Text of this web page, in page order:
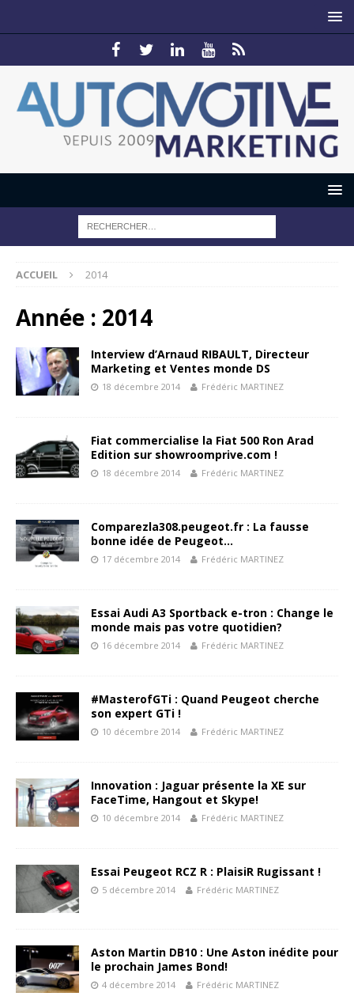
ACCUEIL 2014
Année : 2014
Interview d’Arnaud RIBAULT, Directeur
Marketing et Ventes monde DS
18 décembre 2014 Frédéric MARTINEZ
Fiat commercialise la Fiat 500 Ron Arad
Edition sur showroomprive.com !
18 décembre 2014 Frédéric MARTINEZ
Comparezla308.peugeot.fr : La fausse
bonne idée de Peugeot…
17 décembre 2014 Frédéric MARTINEZ
Essai Audi A3 Sportback e-tron : Change le
monde mais pas votre quotidien?
16 décembre 2014 Frédéric MARTINEZ
#MasterofGTi : Quand Peugeot cherche
son expert GTi !
10 décembre 2014 Frédéric MARTINEZ
Innovation : Jaguar présente la XE sur
FaceTime, Hangout et Skype!
10 décembre 2014 Frédéric MARTINEZ
Essai Peugeot RCZ R : PlaisiR Rugissant !
5 décembre 2014 Frédéric MARTINEZ
Aston Martin DB10 : Une Aston inédite pour
le prochain James Bond!
4 décembre 2014 Frédéric MARTINEZ